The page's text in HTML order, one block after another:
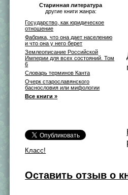
Старинная литература
другие книги жанра:
Государство, как юридическое
отношение
Фабрика, что она дает населению
и что она у него берет
Землеописание Российской
Империи для всех состояний. Том
6
Словарь терминов Канта
Очерк старославянского
баснословия или мифологии
Все книги »
Класс!
Оставить отзыв о